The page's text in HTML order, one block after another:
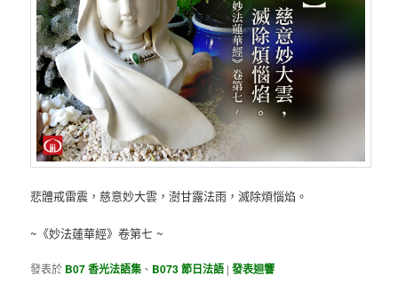
悲體戒雷震，慈意妙大雲，澍甘露法雨，滅除煩惱焰。
~《妙法蓮華經》卷第七 ~
發表於 B07 香光法語集 、 B073 節日法語 |發表迴響